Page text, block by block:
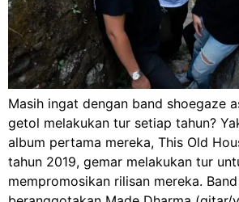
Masih ingat dengan band shoegaze
getol melakukan tur setiap tahun?
album pertama mereka, This Old
tahun 2019, gemar melakukan tur
mempromosikan rilisan mereka.